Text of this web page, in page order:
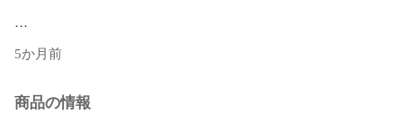
5か月前
商品の情報